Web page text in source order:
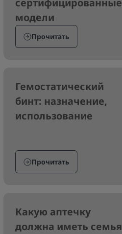
сертифицированные
модели
Прочитать
Гемостатический
бинт: назначение,
использование
Прочитать
Какую аптечку
должна иметь семья